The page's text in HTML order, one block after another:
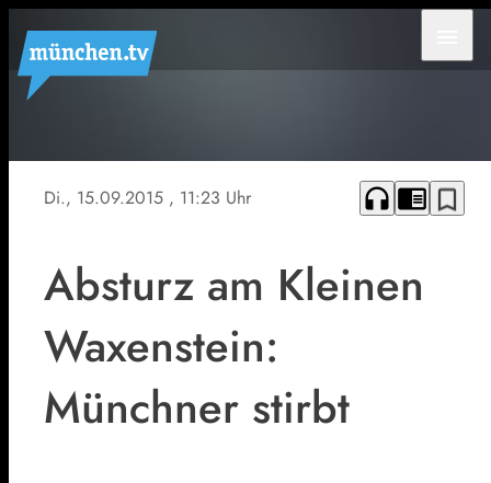
Symbolfoto
Di., 15.09.2015 , 11:23 Uhr headphones chrome_reader_mode bookmark_border
Absturz am Kleinen
Waxenstein:
Münchner stirbt